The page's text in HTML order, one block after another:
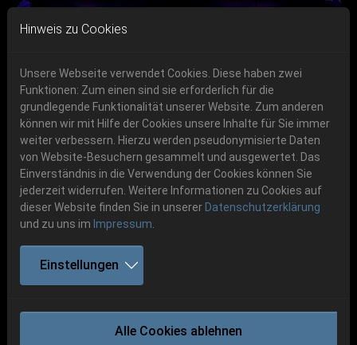
Skip to main navigation
Skip to main content
Skip to page footer
06.-08. August 2026
Schlotheim, Flugplatz Obermehler
Get your tickets!
Ticketshop www.cudgel.de
Previous Next
PIGHEAD
Hinweis zu Cookies
Unsere Webseite verwendet Cookies. Diese haben zwei
Funktionen: Zum einen sind sie erforderlich für die
grundlegende Funktionalität unserer Website. Zum anderen
können wir mit Hilfe der Cookies unsere Inhalte für Sie immer
weiter verbessern. Hierzu werden pseudonymisierte Daten
von Website-Besuchern gesammelt und ausgewertet. Das
Einverständnis in die Verwendung der Cookies können Sie
jederzeit widerrufen. Weitere Informationen zu Cookies auf
dieser Website finden Sie in unserer Datenschutzerklärung
und zu uns im Impressum
Einstellungen
Alle Cookies ablehnen